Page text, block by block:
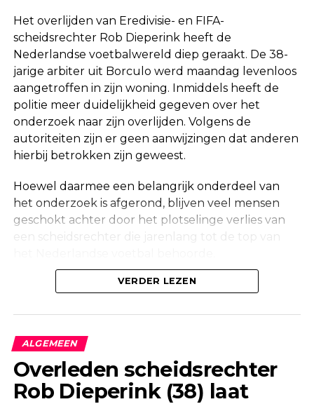
Het overlijden van Eredivisie- en FIFA-
scheidsrechter Rob Dieperink heeft de
Nederlandse voetbalwereld diep geraakt. De 38-
jarige arbiter uit Borculo werd maandag levenloos
aangetroffen in zijn woning. Inmiddels heeft de
politie meer duidelijkheid gegeven over het
onderzoek naar zijn overlijden. Volgens de
autoriteiten zijn er geen aanwijzingen dat anderen
hierbij betrokken zijn geweest.
Hoewel daarmee een belangrijk onderdeel van
het onderzoek is afgerond, blijven veel mensen
geschokt achter door het plotselinge verlies van
een scheidsrechter die jarenlang tot de top van
Onderzoek na vondst in woning
Molenstraat in Borculo een overleden persoon
aangetroffen. Kort daarna bevestigde de politie
dat er onderzoek werd gedaan naar de
omstandigheden van het overlijden.
VERDER LEZEN
ALGEMEEN
Overleden scheidsrechter
Rob Dieperink (38) laat